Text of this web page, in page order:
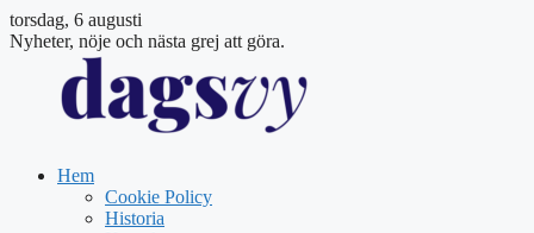
torsdag, 6 augusti
Nyheter, nöje och nästa grej att göra.
Hem
Cookie Policy
Historia